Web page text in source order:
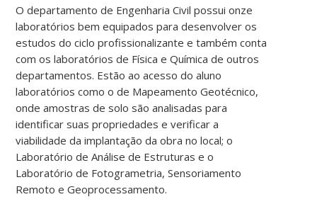
O departamento de Engenharia Civil possui onze
laboratórios bem equipados para desenvolver os
estudos do ciclo profissionalizante e também conta
com os laboratórios de Física e Química de outros
departamentos. Estão ao acesso do aluno
laboratórios como o de Mapeamento Geotécnico,
onde amostras de solo são analisadas para
identificar suas propriedades e verificar a
viabilidade da implantação da obra no local; o
Laboratório de Análise de Estruturas e o
Laboratório de Fotogrametria, Sensoriamento
Remoto e Geoprocessamento.